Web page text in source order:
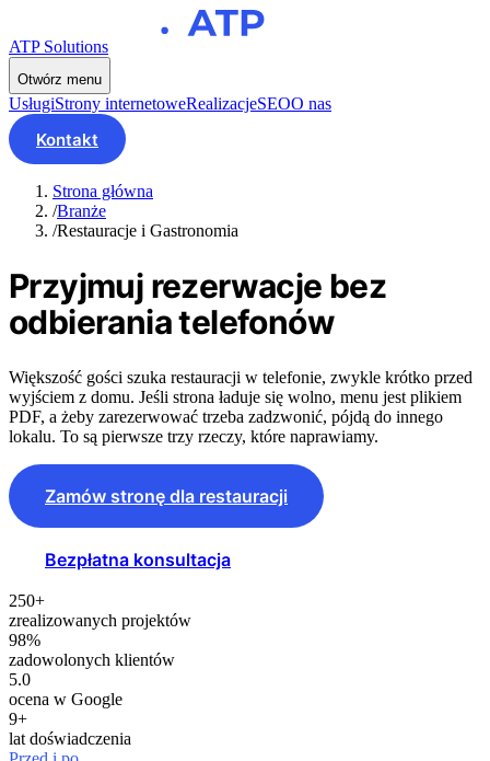
ATP Solutions
Otwórz menu
UsługiStrony internetoweRealizacjeSEOO nas
Kontakt
Strona główna
/Branże
/Restauracje i Gastronomia
Przyjmuj rezerwacje bez
odbierania telefonów
Większość gości szuka restauracji w telefonie, zwykle krótko przed
wyjściem z domu. Jeśli strona ładuje się wolno, menu jest plikiem
PDF, a żeby zarezerwować trzeba zadzwonić, pójdą do innego
lokalu. To są pierwsze trzy rzeczy, które naprawiamy.
Zamów stronę dla restauracji
Bezpłatna konsultacja
250+
zrealizowanych projektów
98%
zadowolonych klientów
5.0
ocena w Google
9+
lat doświadczenia